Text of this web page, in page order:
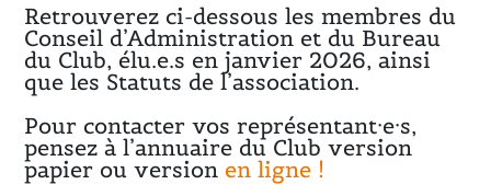
Retrouverez ci-dessous les membres du
Conseil d’Administration et du Bureau
du Club, élu.e.s en janvier 2026, ainsi
que les Statuts de l’association.
Pour contacter vos représentant·e·s,
pensez à l’annuaire du Club version
papier ou version en ligne !